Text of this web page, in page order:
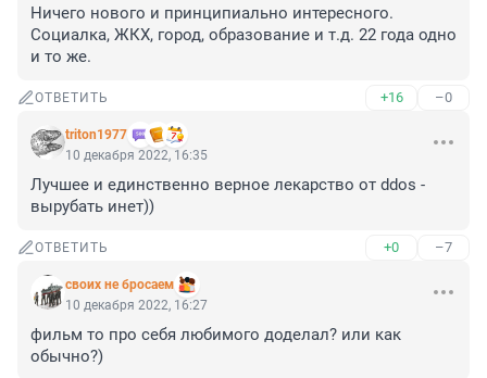
Ничего нового и принципиально интересного.
Социалка, ЖКХ, город, образование и т.д. 22 года одно
и то же.
ОТВЕТИТЬ +16 –0
triton1977
10 декабря 2022, 16:35
Лучшее и единственно верное лекарство от ddos -
вырубать инет))
ОТВЕТИТЬ +0 –7
своих не бросаем
10 декабря 2022, 16:27
фильм то про себя любимого доделал? или как
обычно?)